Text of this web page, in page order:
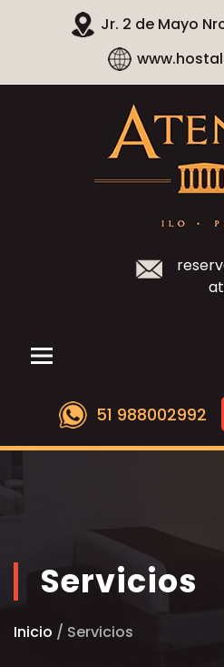
Jr. 2 de Mayo
51 988002992
Servicios
Inicio / Servicios